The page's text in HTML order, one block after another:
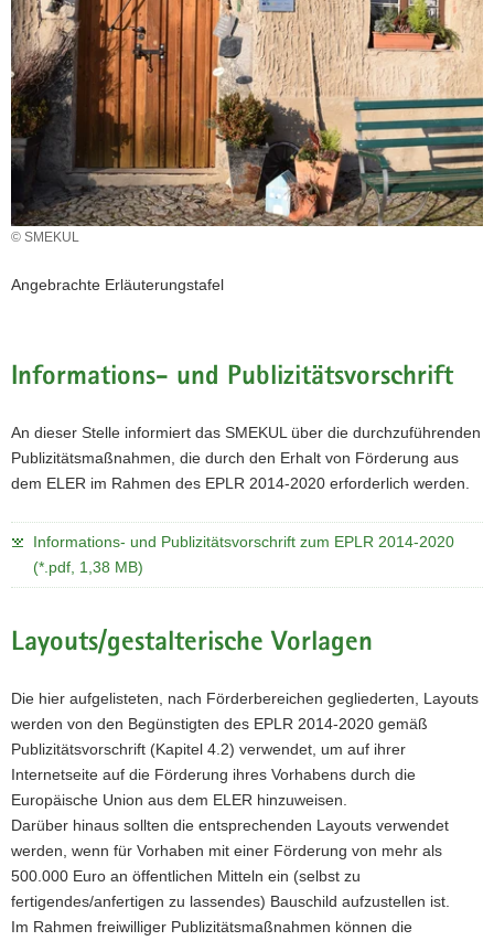
a
v
i
g
a
t
o
n
© SMEKUL
Angebrachte Erläuterungstafel
Informations- und Publizitätsvorschrift
An dieser Stelle informiert das SMEKUL über die durchzuführenden
Publizitätsmaßnahmen, die durch den Erhalt von Förderung aus
dem ELER im Rahmen des EPLR 2014-2020 erforderlich werden.
Informations- und Publizitätsvorschrift zum EPLR 2014-2020
(*.pdf, 1,38 MB)
Layouts/gestalterische Vorlagen
Die hier aufgelisteten, nach Förderbereichen gegliederten, Layouts
werden von den Begünstigten des EPLR 2014-2020 gemäß
Publizitätsvorschrift (Kapitel 4.2) verwendet, um auf ihrer
Internetseite auf die Förderung ihres Vorhabens durch die
Europäische Union aus dem ELER hinzuweisen.
Darüber hinaus sollten die entsprechenden Layouts verwendet
werden, wenn für Vorhaben mit einer Förderung von mehr als
500.000 Euro an öffentlichen Mitteln ein (selbst zu
fertigendes/anfertigen zu lassendes) Bauschild aufzustellen ist.
Im Rahmen freiwilliger Publizitätsmaßnahmen können die